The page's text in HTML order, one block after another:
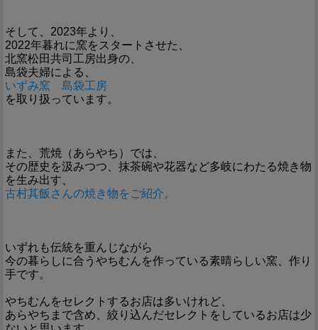
そして、2023年より、
2022年暮れに窯をスタートさせた、
北窯松田共司工房出身の、
島袋夫婦による、
いずみ窯 島袋工房
を取り扱っています。
また、荒焼（あらやち）では、
その歴史を汲みつつ、抹茶碗や花器など多岐にわたる焼き物
を生み出す、
古村其飯さんの焼き物をご紹介。
いずれも伝統を重んじながら
今の暮らしに合うやちむんを作っている素晴らしい窯、作り
手です。
やちむんをセレクトするお店は多いけれど、
あらやちまで含め、絞り込んだセレクトをしているお店は少